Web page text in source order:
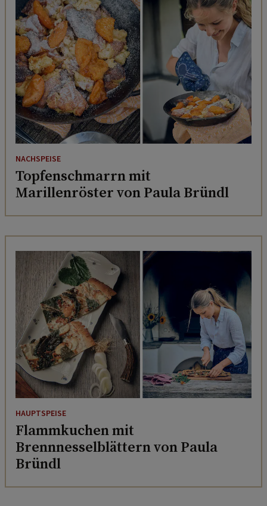
NACHSPEISE
Topfenschmarrn mit
Marillenröster von Paula Bründl
HAUPTSPEISE
Flammkuchen mit
Brennnesselblättern von Paula
Bründl